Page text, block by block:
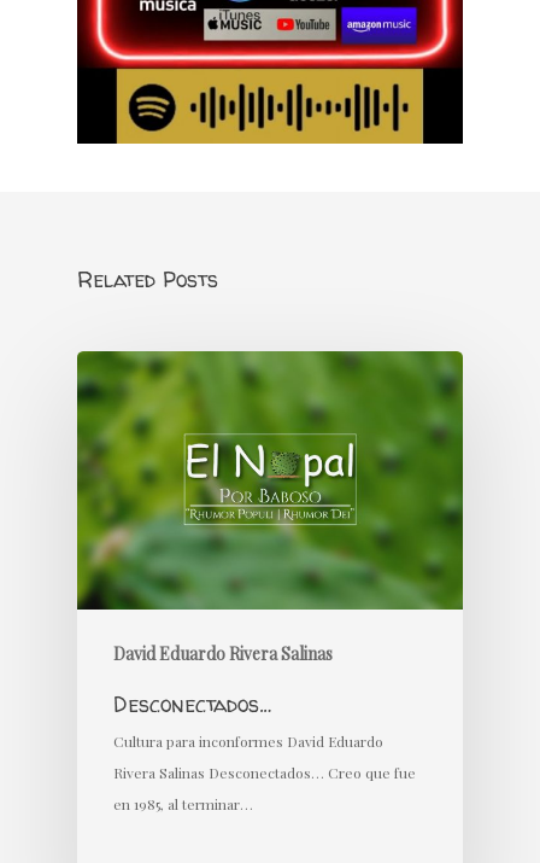
Related Posts
David Eduardo Rivera Salinas
Desconectados…
Cultura para inconformes David Eduardo
Rivera Salinas Desconectados… Creo que fue
en 1985, al terminar…